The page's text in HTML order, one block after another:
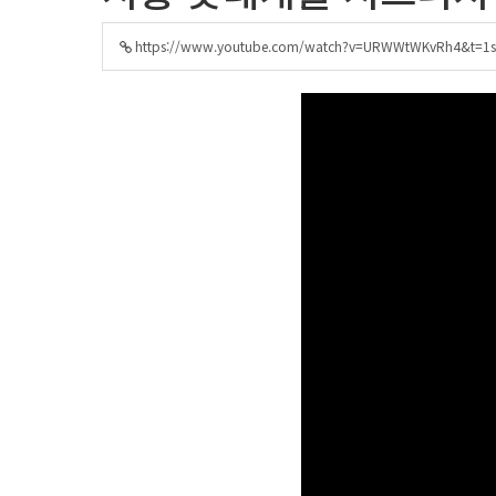
https://www.youtube.com/watch?v=URWWtWKvRh4&t=1s